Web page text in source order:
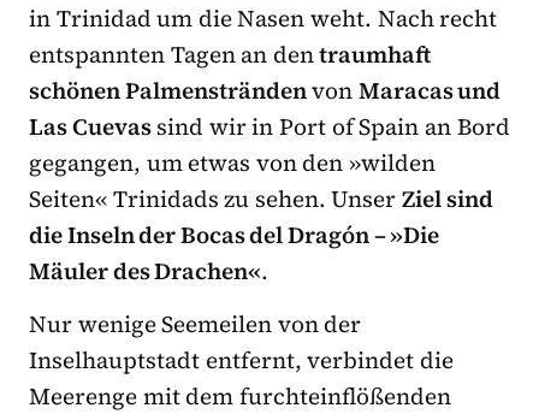
in Trinidad um die Nasen weht. Nach recht
entspannten Tagen an dentraumhaft
schönen PalmensträndenvonMaracas und
Las Cuevassind wir in Port of Spain an Bord
gegangen, um etwas von den »wilden
Seiten« Trinidads zu sehen. UnserZiel sind
die Inseln der Bocas del Dragón – »Die
Mäuler des Drachen«.
Nur wenige Seemeilen von der
Inselhauptstadt entfernt, verbindet die
Meerenge mit dem furchteinflößenden